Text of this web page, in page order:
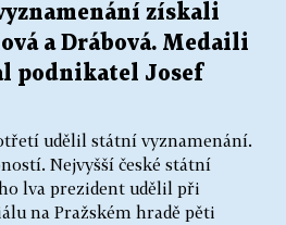
získali
a Drábová. Medaili
podnikatel Josef
udělil státní vyznamenání.
Nejvyšší české státní
lva prezident udělil při
na Pražském hradě pěti